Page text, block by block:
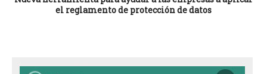
el reglamento de protección de datos